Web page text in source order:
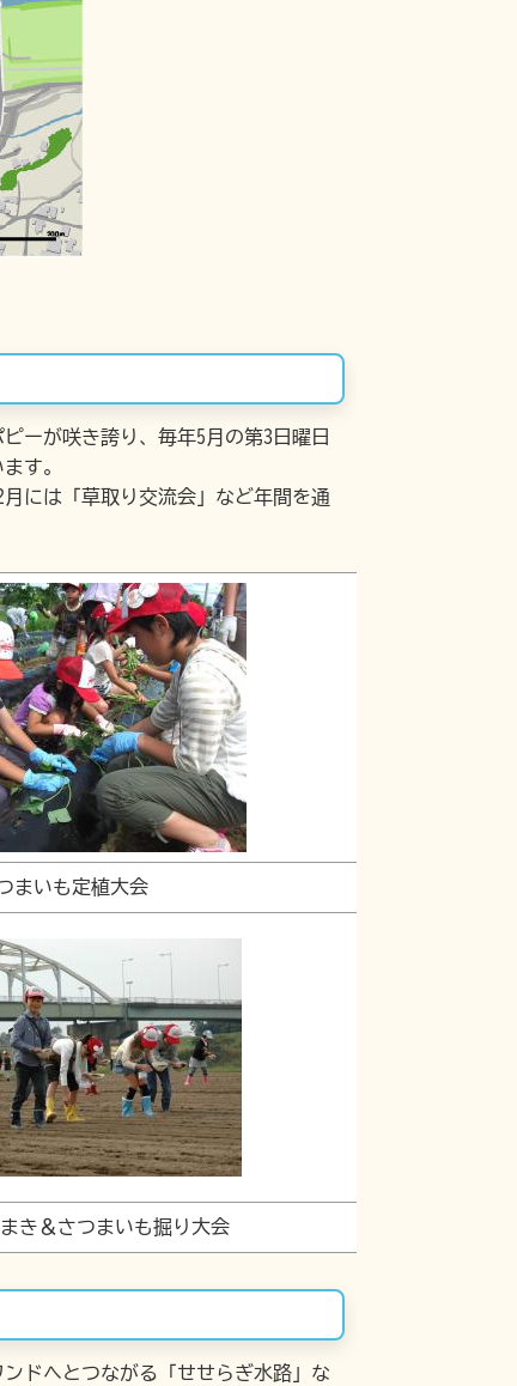
ーが咲き誇り、毎年5月の第3日曜日
す。
には「草取り交流会」など年間を通
まいも定植大会
き＆さつまいも掘り大会
ドへとつながる「せせらぎ水路」な